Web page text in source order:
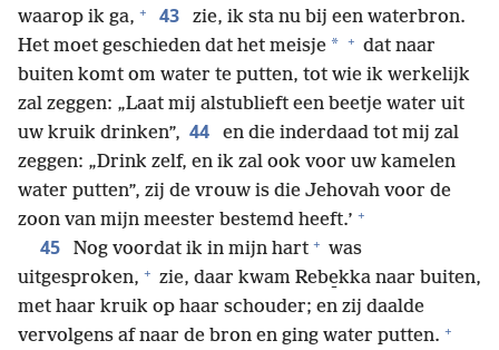
waarop ik ga, + 43
zie, ik sta nu bij een waterbron.
Het moet geschieden dat het meisje * + dat naar
buiten komt om water te putten, tot wie ik werkelijk
zal zeggen: „Laat mij alstublieft een beetje water uit
uw kruik drinken”, 44
en die inderdaad tot mij zal
zeggen: „Drink zelf, en ik zal ook voor uw kamelen
water putten”, zij de vrouw is die Jehovah voor de
zoon van mijn meester bestemd heeft.’ +
45 Nog voordat ik in mijn hart + was
uitgesproken, + zie, daar kwam Rebe̱kka naar buiten,
met haar kruik op haar schouder; en zij daalde
vervolgens af naar de bron en ging water putten. +